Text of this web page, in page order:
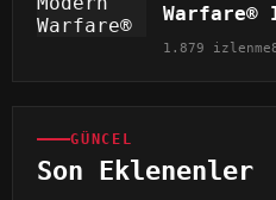
Warfare®
1.879 izlenme
GÜNCEL
Son Eklenenler